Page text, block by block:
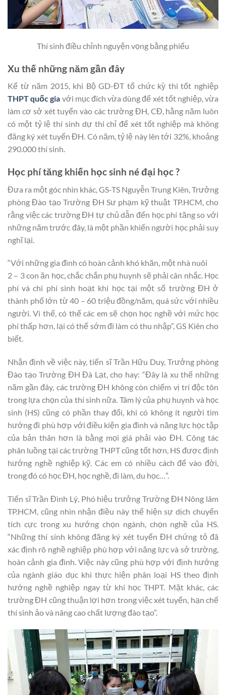
Thí sinh điều chỉnh nguyện vọng bằng phiếu
Xu thế những năm gần đây
Kể từ năm 2015, khi Bộ GD-ĐT tổ chức kỳ thi tốt nghiệp
THPT quốc gia với mục đích vừa dùng để xét tốt nghiệp, vừa
làm cơ sở xét tuyển vào các trường ĐH, CĐ, hằng năm luôn
có một tỷ lệ thí sinh dự thi chỉ để xét tốt nghiệp mà không
đăng ký xét tuyển ĐH. Có năm, tỷ lệ này lên tới 32%, khoảng
290.000 thí sinh.
Học phí tăng khiến học sinh né đại học ?
Đưa ra một góc nhìn khác, GS-TS Nguyễn Trung Kiên, Trưởng
phòng Đào tạo Trường ĐH Sư phạm kỹ thuật TP.HCM, cho
rằng việc các trường ĐH tự chủ dẫn đến học phí tăng so với
những năm trước đây, là một phần khiến người học phải suy
nghĩ lại.
“Với những gia đình có hoàn cảnh khó khăn, một nhà nuôi
2 – 3 con ăn học, chắc chắn phụ huynh sẽ phải cân nhắc. Học
phí và chi phí sinh hoạt khi học tại một số trường ĐH ở
thành phố lớn từ 40 – 60 triệu đồng/năm, quá sức với nhiều
người. Vì thế, có thể các em sẽ chọn học nghề với mức học
phí thấp hơn, lại có thể sớm đi làm có thu nhập”, GS Kiên cho
biết.
Nhận định về việc này, tiến sĩ Trần Hữu Duy, Trưởng phòng
Đào tạo Trường ĐH Đà Lạt, cho hay: “Đây là xu thế những
năm gần đây, các trường ĐH không còn chiếm vị trí độc tôn
trong lựa chọn của thí sinh nữa. Tâm lý của phụ huynh và học
sinh (HS) cũng có phần thay đổi, khi có không ít người tìm
hướng đi phù hợp với điều kiện gia đình và năng lực học tập
của bản thân hơn là bằng mọi giá phải vào ĐH. Công tác
phân luồng tại các trường THPT cũng tốt hơn, HS được định
hướng nghề nghiệp kỹ. Các em có nhiều cách để vào đời,
trong đó có học ĐH, học nghề, đi làm, du học…”.
Tiến sĩ Trần Đình Lý, Phó hiệu trưởng Trường ĐH Nông lâm
TP.HCM, cũng nhìn nhận điều này thể hiện sự dịch chuyển
tích cực trong xu hướng chọn ngành, chọn nghề của HS.
“Những thí sinh không đăng ký xét tuyển ĐH chứng tỏ đã
xác định rõ nghề nghiệp phù hợp với năng lực và sở trường,
hoàn cảnh gia đình. Việc này cũng phù hợp với định hướng
của ngành giáo dục khi thực hiện phân loại HS theo định
hướng nghề nghiệp ngay từ khi học THPT. Mặt khác, các
trường ĐH cũng thuận lợi hơn trong việc xét tuyển, hạn chế
thí sinh ảo và nâng cao chất lượng đào tạo”.